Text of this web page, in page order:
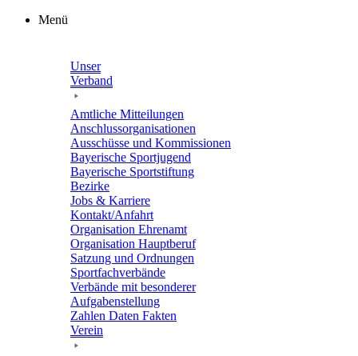
Zum
Menü
Unser
Verband
Amtli­che Mitteilungen
Anschluss­or­ga­ni­sa­tio­nen
Ausschüsse und Kommissionen
Baye­ri­sche Sportjugend
Baye­ri­sche Sportstiftung
Bezirke
Jobs & Karriere
Kontakt/​​Anfahrt
Orga­ni­sa­tion Ehrenamt
Orga­ni­sa­tion Hauptberuf
Satzung und Ordnungen
Sport­fach­ver­bände
Verbände mit beson­de­rer
Aufgabenstellung
Zahlen Daten Fakten
Verein